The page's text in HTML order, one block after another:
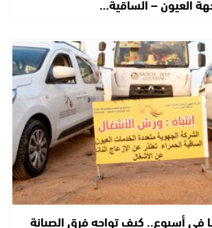
في أسبوع.. كيف تواجه فرق الصيانة